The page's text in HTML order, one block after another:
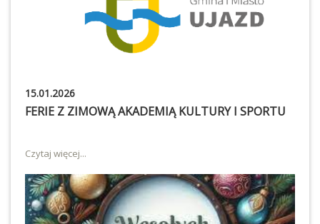
15.01.2026
FERIE Z ZIMOWĄ AKADEMIĄ KULTURY I SPORTU
Czytaj więcej...